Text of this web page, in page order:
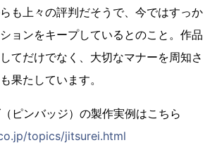
も上々の評判だそうで、今ではすっか
ョンをキープしているとのこと。作品
てだけでなく、大切なマナーを周知さ
果たしています。
ピンバッジ）の製作実例はこちら
topics/jitsurei.html